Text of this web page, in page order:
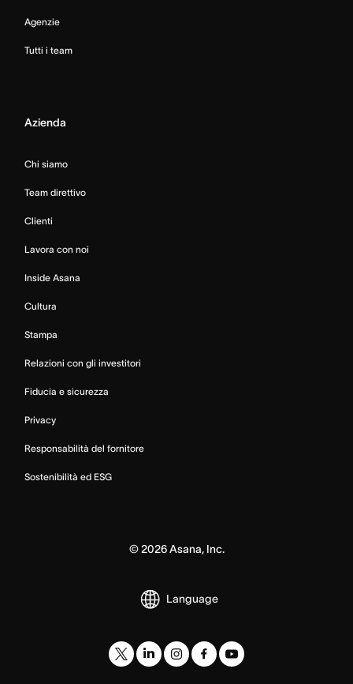
Agenzie
Tutti i team
Azienda
Chi siamo
Team direttivo
Clienti
Lavora con noi
Inside Asana
Cultura
Stampa
Relazioni con gli investitori
Fiducia e sicurezza
Privacy
Responsabilità del fornitore
Sostenibilità ed ESG
© 2026Asana, Inc.
Language